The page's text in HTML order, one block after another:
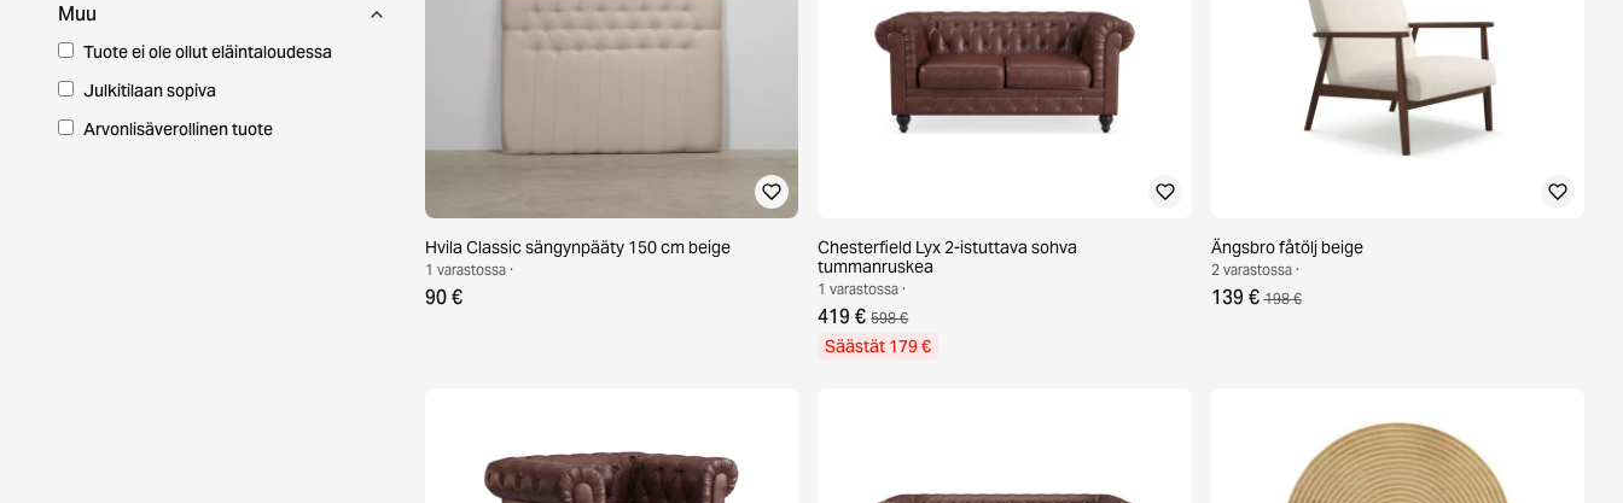
Muu
Tuote ei ole ollut eläintaloudessa
Julkitilaan sopiva
Arvonlisäverollinen tuote
Hvila Classic sängynpääty 150 cm beige
1 varastossa ·
90 €
Chesterfield Lyx 2-istuttava sohva
tummanruskea
1 varastossa ·
419 € 598 €
Säästät 179 €
Ängsbro fåtölj beige
2 varastossa ·
139 € 198 €